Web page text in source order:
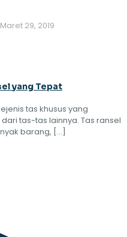
Maret 29, 2019
yang Tepat
tas khusus yang
tas-tas lainnya. Tas ransel
barang, […]